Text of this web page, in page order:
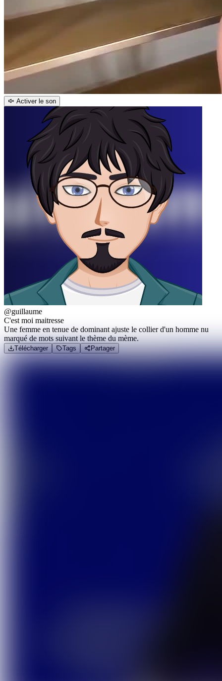
Activer le son
@guillaume
C'est moi maitresse
Une femme en tenue de dominant ajuste le collier d'un homme nu
marqué de mots suivant le thème du mème.
Télécharger Tags Partager